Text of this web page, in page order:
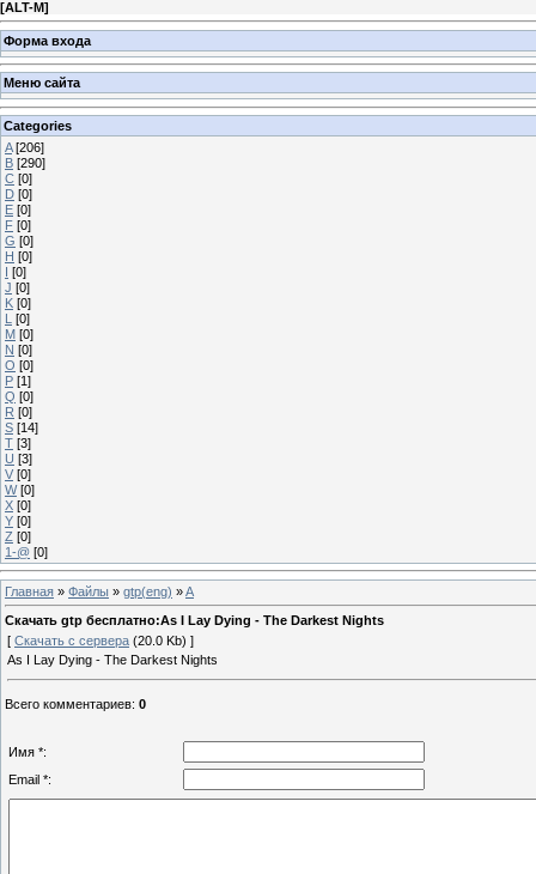
[ALT-M]
Форма входа
Меню сайта
Categories
A [206]
B [290]
C [0]
D [0]
E [0]
F [0]
G [0]
H [0]
I [0]
J [0]
K [0]
L [0]
M [0]
N [0]
O [0]
P [1]
Q [0]
R [0]
S [14]
T [3]
U [3]
V [0]
W [0]
X [0]
Y [0]
Z [0]
1-@ [0]
Главная » Файлы » gtp(eng) »A
Скачать gtp бесплатно:As I Lay Dying - The Darkest Nights
[ Скачать с сервера (20.0 Kb) ]
As I Lay Dying - The Darkest Nights
Всего комментариев: 0
Имя *:
Email *: